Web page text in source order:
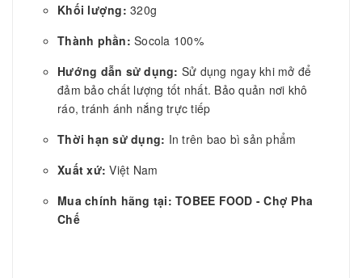
Khối lượng: 320g
Thành phần: Socola 100%
Hướng dẫn sử dụng: Sử dụng ngay khi mở để
đảm bảo chất lượng tốt nhất. Bảo quản nơi khô
ráo, tránh ánh nắng trực tiếp
Thời hạn sử dụng: In trên bao bì sản phẩm
Xuất xứ:Việt Nam
Mua chính hãng tại: TOBEE FOOD - Chợ Pha
Chế